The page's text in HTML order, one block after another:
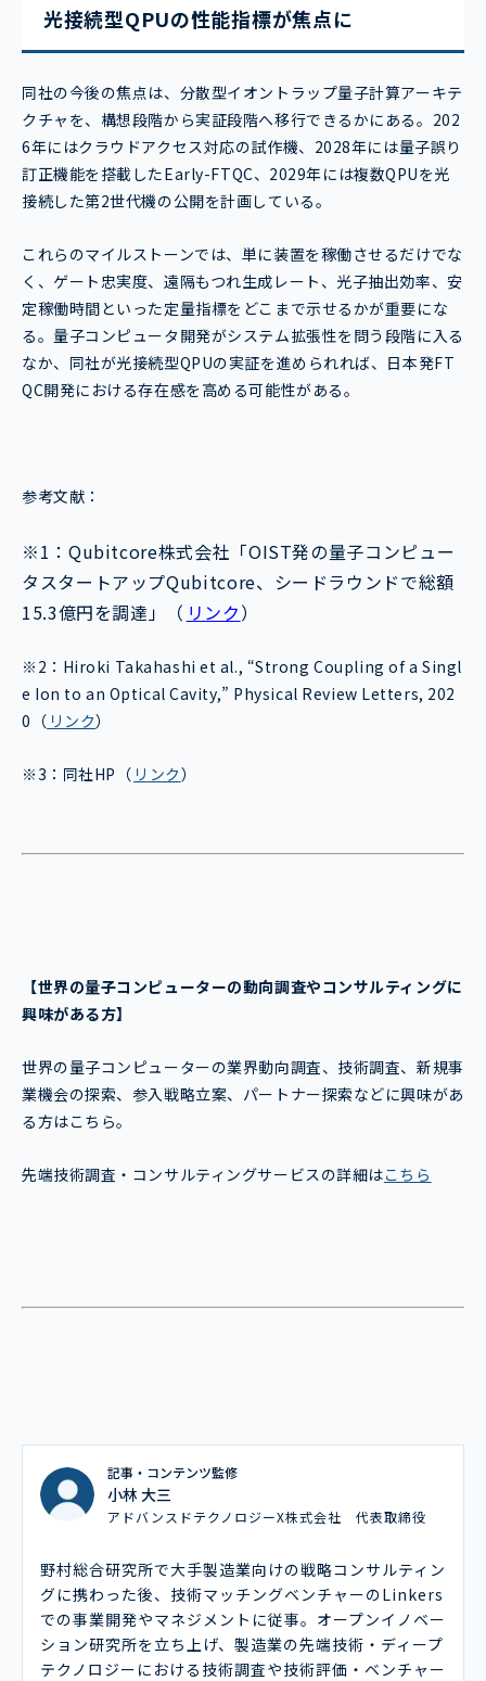
光接続型QPUの性能指標が焦点に
同社の今後の焦点は、分散型イオントラップ量子計算アーキテ
クチャを、構想段階から実証段階へ移行できるかにある。202
6年にはクラウドアクセス対応の試作機、2028年には量子誤り
訂正機能を搭載したEarly-FTQC、2029年には複数QPUを光
接続した第2世代機の公開を計画している。
これらのマイルストーンでは、単に装置を稼働させるだけでな
く、ゲート忠実度、遠隔もつれ生成レート、光子抽出効率、安
定稼働時間といった定量指標をどこまで示せるかが重要にな
る。量子コンピュータ開発がシステム拡張性を問う段階に入る
なか、同社が光接続型QPUの実証を進められれば、日本発FT
QC開発における存在感を高める可能性がある。
参考文献：
※1：Qubitcore株式会社「OIST発の量子コンピュー
タスタートアップQubitcore、シードラウンドで総額
15.3億円を調達」（ リンク）
※2：Hiroki Takahashi et al., “Strong Coupling of a Singl
e Ion to an Optical Cavity,” Physical Review Letters, 202
0（ リンク）
※3：同社HP（ リンク）
【世界の量子コンピューターの動向調査やコンサルティングに
興味がある方】
世界の量子コンピューターの業界動向調査、技術調査、新規事
業機会の探索、参入戦略立案、パートナー探索などに興味があ
る方はこちら。
先端技術調査・コンサルティングサービスの詳細はこちら
記事・コンテンツ監修
小林 大三
アドバンスドテクノロジーX株式会社 代表取締役
野村総合研究所で大手製造業向けの戦略コンサルティン
グに携わった後、技術マッチングベンチャーのLinkers
での事業開発やマネジメントに従事。オープンイノベー
ション研究所を立ち上げ、製造業の先端技術・ディープ
テクノロジーにおける技術調査や技術評価・ベンチャー